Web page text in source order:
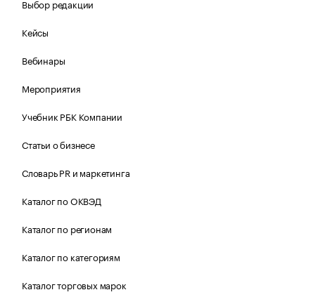
Выбор редакции
Кейсы
Вебинары
Мероприятия
Учебник РБК Компании
Статьи о бизнесе
Словарь PR и маркетинга
Каталог по ОКВЭД
Каталог по регионам
Каталог по категориям
Каталог торговых марок